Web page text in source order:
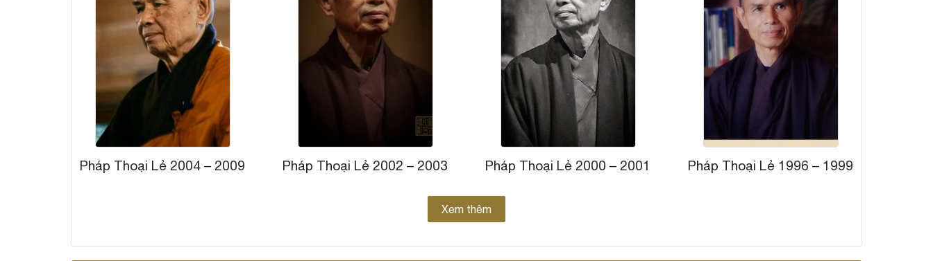
Pháp Thoại Lẻ 2004 – 2009 Pháp Thoại Lẻ 2002 – 2003 Pháp Thoại Lẻ 2000 – 2001 Pháp Thoại Lẻ 1996 – 1999
Xem thêm